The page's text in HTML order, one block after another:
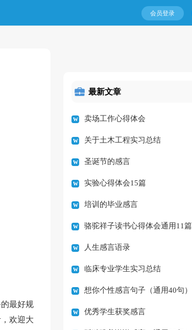
会员登录
最好规
欢迎大
最新文章
卖场工作心得体会
关于土木工程实习总结
圣诞节的感言
实验心得体会15篇
培训的毕业感言
骆驼祥子读书心得体会通用11篇
人生感言语录
临床专业学生实习总结
想你个性感言句子（通用40句）
优秀学生获奖感言